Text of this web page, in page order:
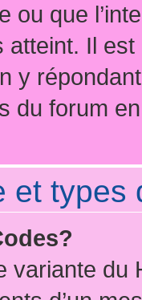
ou que
atteint. Il
y
du forum
et types
variante du